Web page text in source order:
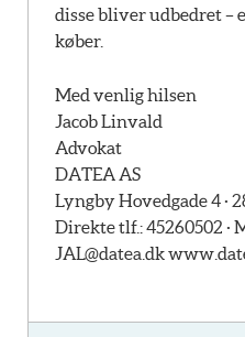
disse bliver udbedret –
køber.
Med venlig hilsen
Jacob Linvald
Advokat
DATEA AS
Lyngby Hovedgade 4 ·
Direkte tlf.: 45260502 ·
JAL@datea.dk